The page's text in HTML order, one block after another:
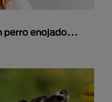
perro enojado…